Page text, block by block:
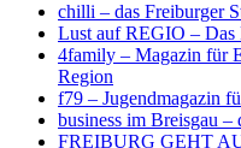
chilli – das Freiburger
Lust auf REGIO – Das
4family – Magazin für
Region
f79 – Jugendmagazin
business im Breisgau
FREIBURG GEHT